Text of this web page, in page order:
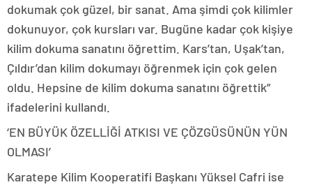
dokumak çok güzel, bir sanat. Ama şimdi çok kilimler
dokunuyor, çok kursları var. Bugüne kadar çok kişiye
kilim dokuma sanatını öğrettim. Kars’tan, Uşak’tan,
Çıldır’dan kilim dokumayı öğrenmek için çok gelen
oldu. Hepsine de kilim dokuma sanatını öğrettik”
ifadelerini kullandı.
‘EN BÜYÜK ÖZELLİĞİ ATKISI VE ÇÖZGÜSÜNÜN YÜN
OLMASI’
Karatepe Kilim Kooperatifi Başkanı Yüksel Cafri ise